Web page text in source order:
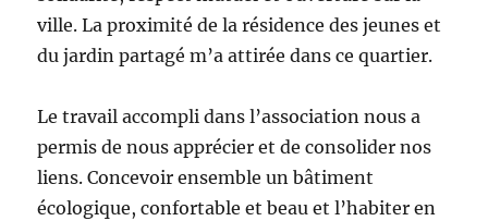
ville. La proximité de la résidence des jeunes et
du jardin partagé m’a attirée dans ce quartier.
Le travail accompli dans l’association nous a
permis de nous apprécier et de consolider nos
liens. Concevoir ensemble un bâtiment
écologique, confortable et beau et l’habiter en